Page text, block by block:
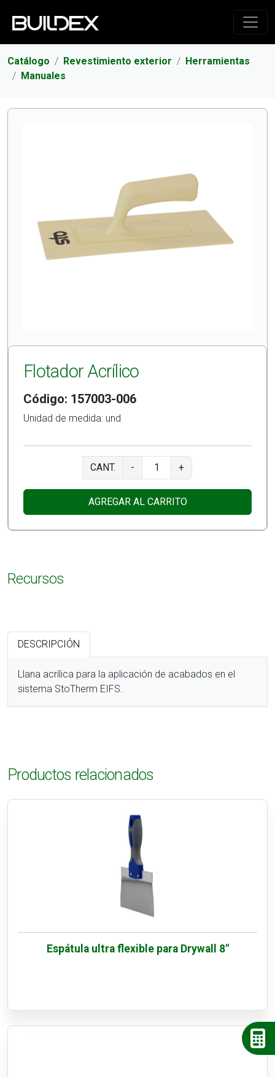
Catálogo Revestimiento exterior
Herramientas
Manuales
Flotador Acrílico
Código: 157003-006
Unidad de medida: und
CANT. - +
AGREGAR AL CARRITO
Recursos
DESCRIPCIÓN
Llana acrílica para la aplicación de acabados en el
sistema StoTherm EIFS.
Productos relacionados
Espátula ultra flexible para Drywall 8"